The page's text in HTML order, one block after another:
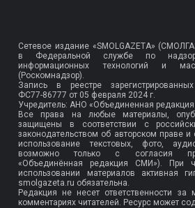
Сетевое издание «SMOLGAZETA»
в Федеральной службе по
информационных технологий и
(Роскомнадзор).
Запись в реестре
ФС77-86777 от 05 февраля 2024 г.
Учредитель: АНО «Объединенная
Все права на любые материалы,
защищены в соответствии с
законодательством об авторском праве
использование текстовых, фото,
возможно только с согласия
«Объединённая редакция СМИ»). При
использовании материалов активная
smolgazeta.ru обязательна.
Редакция не несет ответственности
комментариях читателей. Ресурс может